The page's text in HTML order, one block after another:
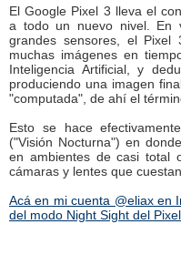
El Google Pixel 3 lleva el
a todo un nuevo nivel. En
grandes sensores, el
muchas imágenes en
Inteligencia Artificial, y
produciendo una imagen
"computada", de ahí el
Esto se hace
("Visión Nocturna") en
en ambientes de casi total
cámaras y lentes que
Acá en mi cuenta @eliax en
del modo Night Sight del